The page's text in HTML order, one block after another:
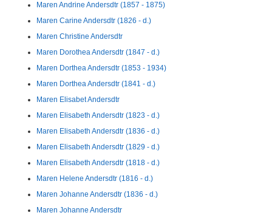
Maren Andrine Andersdtr (1857 - 1875)
Maren Carine Andersdtr (1826 - d.)
Maren Christine Andersdtr
Maren Dorothea Andersdtr (1847 - d.)
Maren Dorthea Andersdtr (1853 - 1934)
Maren Dorthea Andersdtr (1841 - d.)
Maren Elisabet Andersdtr
Maren Elisabeth Andersdtr (1823 - d.)
Maren Elisabeth Andersdtr (1836 - d.)
Maren Elisabeth Andersdtr (1829 - d.)
Maren Elisabeth Andersdtr (1818 - d.)
Maren Helene Andersdtr (1816 - d.)
Maren Johanne Andersdtr (1836 - d.)
Maren Johanne Andersdtr